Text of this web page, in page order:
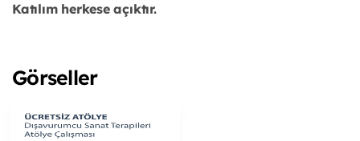
Katılım herkese açıktır.
Görseller